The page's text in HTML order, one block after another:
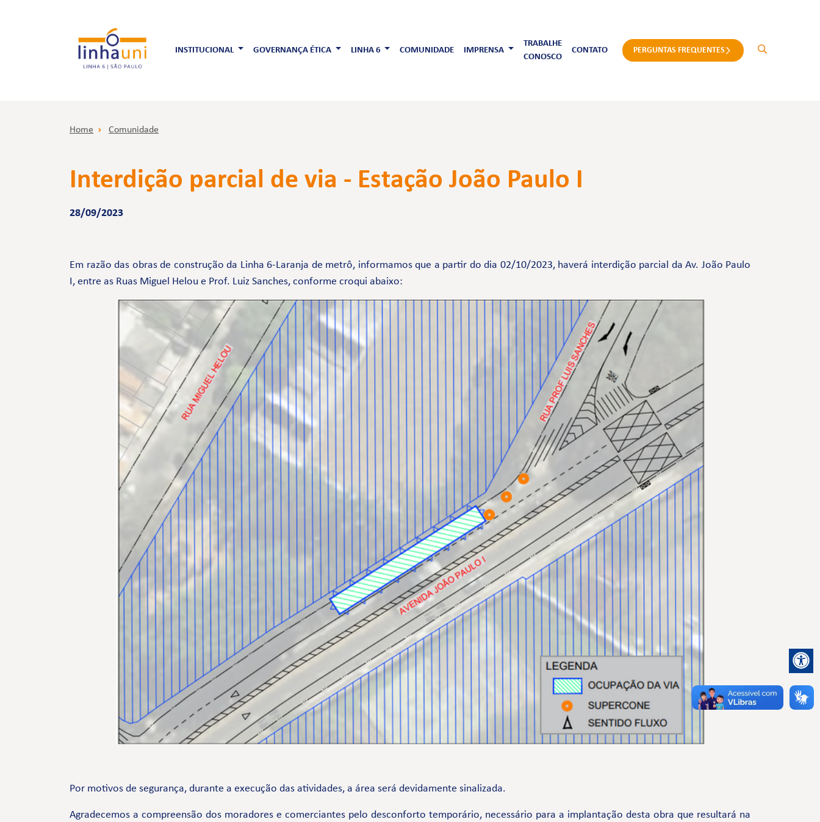
INSTITUCIONAL GOVERNANÇA ÉTICA LINHA 6 COMUNIDADE IMPRENSA
TRABALHE
CONOSCO
CONTATO PERGUNTAS FREQUENTES
Home Comunidade
Interdição parcial de via - Estação João Paulo I
28/09/2023
Em razão das obras de construção da Linha 6-Laranja de metrô, informamos que a partir do dia 02/10/2023, haverá interdição parcial da Av. João Paulo
I, entre as Ruas Miguel Helou e Prof. Luiz Sanches, conforme croqui abaixo:
Por motivos de segurança, durante a execução das atividades, a área será devidamente sinalizada.
Agradecemos a compreensão dos moradores e comerciantes pelo desconforto temporário, necessário para a implantação desta obra que resultará na